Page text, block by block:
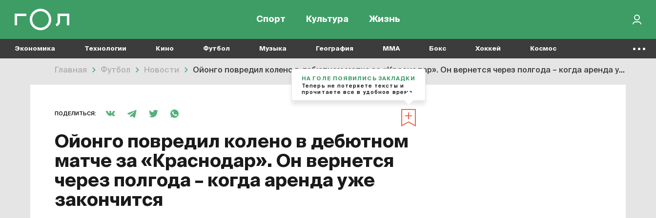
Спорт Культура Жизнь
Экономика Технологии Кино Футбол Музыка География MMA Бокс Хоккей Космос
Главная Футбол Новости Ойонго повредил колено в дебютном матче за «Краснодар». Он вернется через полгода – когда аренда уже закончится
ПОДЕЛИТЬСЯ:
Ойонго повредил колено в дебютном
матче за «Краснодар». Он вернется
через полгода – когда аренда уже
закончится
НА ГОЛЕ ПОЯВИЛИСЬ ЗАКЛАДКИ
Теперь не потеряете тексты и
прочитаете все в удобное время